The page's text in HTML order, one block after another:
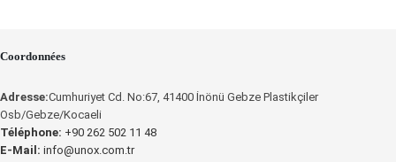
Coordonnées
Adresse:Cumhuriyet Cd. No:67, 41400 İnönü Gebze Plastikçiler
Osb/Gebze/Kocaeli
Téléphone: +90 262 502 11 48
E-Mail: info@unox.com.tr